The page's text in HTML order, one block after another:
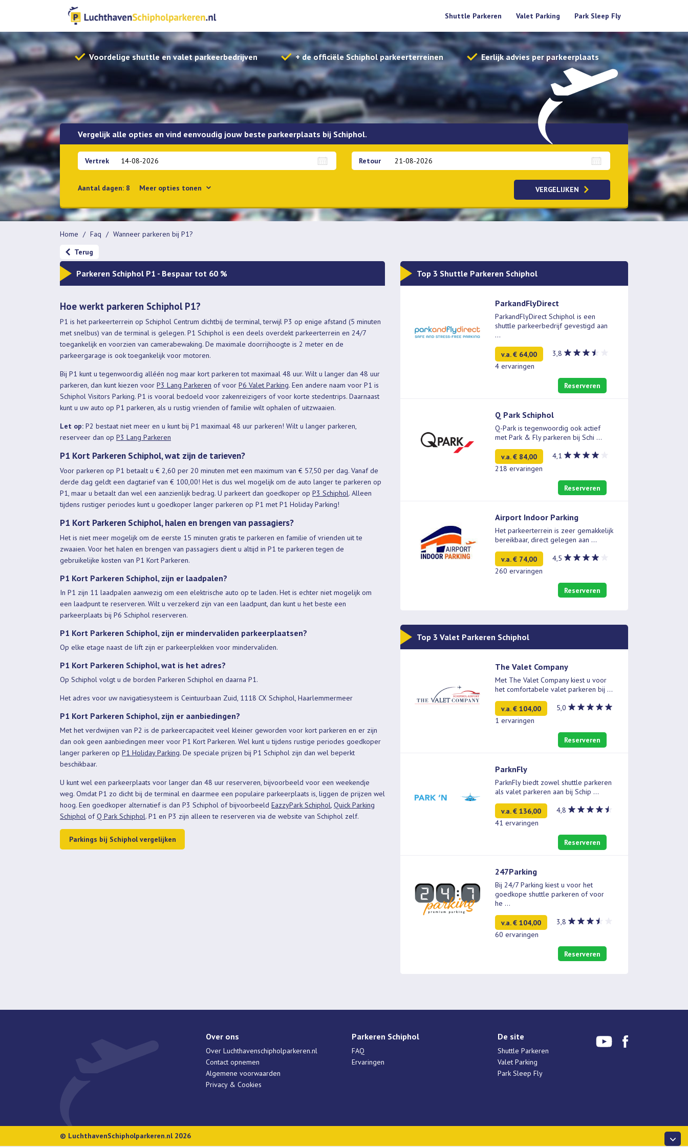
Shuttle Parkeren Valet Parking Park Sleep Fly
Voordelige shuttle en valet parkeerbedrijven + de officiële Schiphol parkeerterreinen Eerlijk advies per parkeerplaats
Vergelijk alle opties en vind eenvoudig jouw beste parkeerplaats bij Schiphol.
Vertrek Retour
Aantal dagen: 8 Meer opties tonen VERGELIJKEN
Home Faq
Wanneer parkeren bij P1?
Terug
Parkeren Schiphol P1 - Bespaar tot 60 %
Hoe werkt parkeren Schiphol P1?
P1 is het parkeerterrein op Schiphol Centrum dichtbij de terminal, terwijl P3 op enige afstand (5 minuten
met snelbus) van de terminal is gelegen. P1 Schiphol is een deels overdekt parkeerterrein en 24/7
toegankelijk en voorzien van camerabewaking. De maximale doorrijhoogte is 2 meter en de
parkeergarage is ook toegankelijk voor motoren.
Bij P1 kunt u tegenwoordig alléén nog maar kort parkeren tot maximaal 48 uur. Wilt u langer dan 48 uur
parkeren, dan kunt kiezen voor P3 Lang Parkeren of voor P6 Valet Parking. Een andere naam voor P1 is
Schiphol Visitors Parking. P1 is vooral bedoeld voor zakenreizigers of voor korte stedentrips. Daarnaast
kunt u uw auto op P1 parkeren, als u rustig vrienden of familie wilt ophalen of uitzwaaien.
Let op: P2 bestaat niet meer en u kunt bij P1 maximaal 48 uur parkeren! Wilt u langer parkeren,
reserveer dan op P3 Lang Parkeren
P1 Kort Parkeren Schiphol, wat zijn de tarieven?
Voor parkeren op P1 betaalt u € 2,60 per 20 minuten met een maximum van € 57,50 per dag. Vanaf de
derde dag geldt een dagtarief van € 100,00! Het is dus wel mogelijk om de auto langer te parkeren op
P1, maar u betaalt dan wel een aanzienlijk bedrag. U parkeert dan goedkoper op P3 Schiphol. Alleen
tijdens rustiger periodes kunt u goedkoper langer parkeren op P1 met P1 Holiday Parking!
P1 Kort Parkeren Schiphol, halen en brengen van passagiers?
Het is niet meer mogelijk om de eerste 15 minuten gratis te parkeren en familie of vrienden uit te
zwaaien. Voor het halen en brengen van passagiers dient u altijd in P1 te parkeren tegen de
gebruikelijke kosten van P1 Kort Parkeren.
P1 Kort Parkeren Schiphol, zijn er laadpalen?
In P1 zijn 11 laadpalen aanwezig om een elektrische auto op te laden. Het is echter niet mogelijk om
een laadpunt te reserveren. Wilt u verzekerd zijn van een laadpunt, dan kunt u het beste een
parkeerplaats bij P6 Schiphol reserveren.
P1 Kort Parkeren Schiphol, zijn er mindervaliden parkeerplaatsen?
Op elke etage naast de lift zijn er parkeerplekken voor mindervaliden.
P1 Kort Parkeren Schiphol, wat is het adres?
Op Schiphol volgt u de borden Parkeren Schiphol en daarna P1.
Het adres voor uw navigatiesysteem is Ceintuurbaan Zuid, 1118 CX Schiphol, Haarlemmermeer
P1 Kort Parkeren Schiphol, zijn er aanbiedingen?
Met het verdwijnen van P2 is de parkeercapaciteit veel kleiner geworden voor kort parkeren en er zijn
dan ook geen aanbiedingen meer voor P1 Kort Parkeren. Wel kunt u tijdens rustige periodes goedkoper
langer parkeren op P1 Holiday Parking. De speciale prijzen bij P1 Schiphol zijn dan wel beperkt
beschikbaar.
U kunt wel een parkeerplaats voor langer dan 48 uur reserveren, bijvoorbeeld voor een weekendje
weg. Omdat P1 zo dicht bij de terminal en daarmee een populaire parkeerplaats is, liggen de prijzen wel
hoog. Een goedkoper alternatief is dan P3 Schiphol of bijvoorbeeld EazzyPark Schiphol, Quick Parking
Schiphol ofQ Park Schiphol. P1 en P3 zijn alleen te reserveren via de website van Schiphol zelf.
Parkings bij Schiphol vergelijken
Top 3 Shuttle Parkeren Schiphol
ParkandFlyDirect
ParkandFlyDirect Schiphol is een
shuttle parkeerbedrijf gevestigd aan
...
v.a. € 64,00
3,8
4 ervaringen
Reserveren
Q Park Schiphol
Q-Park is tegenwoordig ook actief
met Park & Fly parkeren bij Schi ...
v.a. € 84,00
4,1
218 ervaringen
Reserveren
Airport Indoor Parking
Het parkeerterrein is zeer gemakkelijk
bereikbaar, direct gelegen aan ...
v.a. € 74,00
4,5
260 ervaringen
Reserveren
Top 3 Valet Parkeren Schiphol
The Valet Company
Met The Valet Company kiest u voor
het comfortabele valet parkeren bij ...
v.a. € 104,00
5,0
1 ervaringen
Reserveren
ParknFly
ParknFly biedt zowel shuttle parkeren
als valet parkeren aan bij Schip ...
v.a. € 136,00
4,8
41 ervaringen
Reserveren
247Parking
Bij 24/7 Parking kiest u voor het
goedkope shuttle parkeren of voor
he ...
v.a. € 104,00
3,8
60 ervaringen
Reserveren
Over ons
Over Luchthavenschipholparkeren.nl
Contact opnemen
Algemene voorwaarden
Privacy & Cookies
Parkeren Schiphol
FAQ
Ervaringen
De site
Shuttle Parkeren
Valet Parking
Park Sleep Fly
© LuchthavenSchipholparkeren.nl 2026